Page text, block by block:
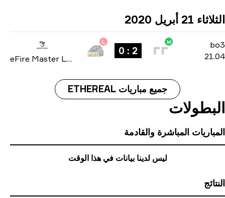
21 أبريل 2020
جميع مباريات ETHEREAL
المباشرة والقادمة
ليس لدينا بيانات في هذا الوقت